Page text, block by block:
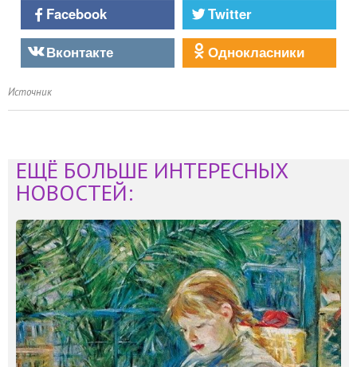
Facebook
Twitter
Вконтакте
Однокласники
Источник
ЕЩЁ БОЛЬШЕ ИНТЕРЕСНЫХ
НОВОСТЕЙ: